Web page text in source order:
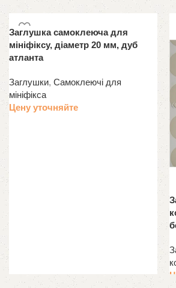
Заглушка самоклеюча для
мініфіксу, діаметр 20 мм, дуб
атланта
Заглушки, Самоклеючі для
мініфікса
Цену уточняйте